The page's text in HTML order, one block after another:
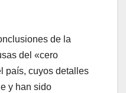
de la
del «cero
país, cuyos detalles
y han sido